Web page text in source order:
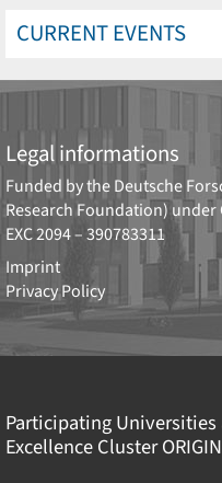
CURRENT EVENTS
Legal informations
Funded by theDeutsche
Research Foundation) under
EXC 2094 – 390783311
Imprint
Privacy Policy
Participating
Excellence Cluster